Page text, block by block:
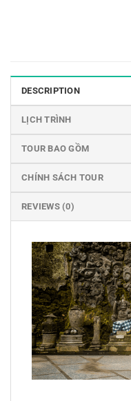
DESCRIPTION
LỊCH TRÌNH
TOUR BAO GỒM
CHÍNH SÁCH TOUR
REVIEWS (0)